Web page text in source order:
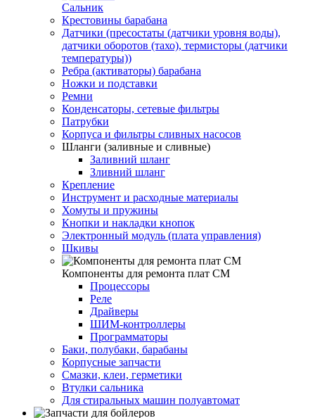
Сальник
Крестовины барабана
Датчики (пресостаты (датчики уровня воды),
датчики оборотов (тахо), термисторы (датчики
температуры))
Ребра (активаторы) барабана
Ножки и подставки
Ремни
Конденсаторы, сетевые фильтры
Патрубки
Корпуса и фильтры сливных насосов
Шланги (заливные и сливные)
Заливний шланг
Зливний шланг
Крепление
Инструмент и расходные материалы
Хомуты и пружины
Кнопки и накладки кнопок
Электронный модуль (плата управления)
Шкивы
Компоненты для ремонта плат СМ
Процессоры
Реле
Драйверы
ШИМ-контроллеры
Программаторы
Баки, полубаки, барабаны
Корпусные запчасти
Смазки, клеи, герметики
Втулки сальника
Для стиральных машин полуавтомат